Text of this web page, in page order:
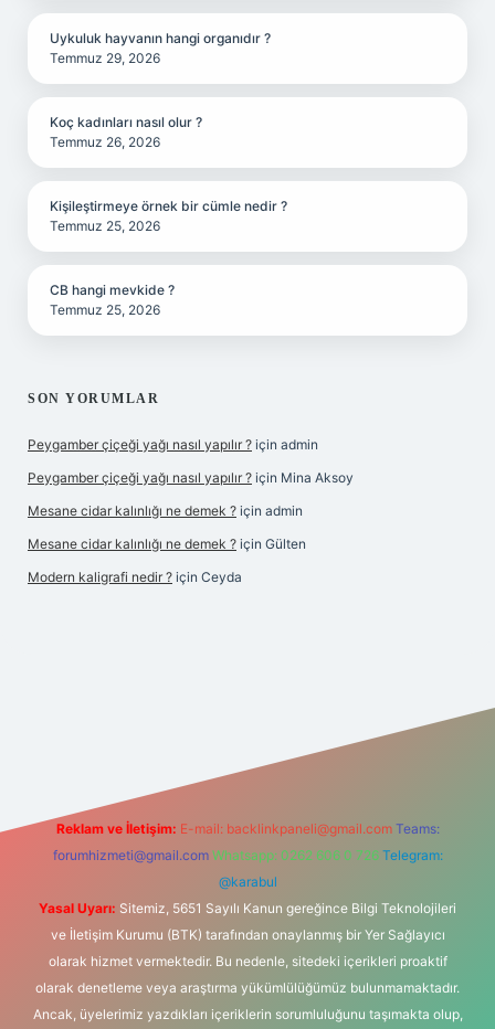
Uykuluk hayvanın hangi organıdır ?
Temmuz 29, 2026
Koç kadınları nasıl olur ?
Temmuz 26, 2026
Kişileştirmeye örnek bir cümle nedir ?
Temmuz 25, 2026
CB hangi mevkide ?
Temmuz 25, 2026
SON YORUMLAR
Peygamber çiçeği yağı nasıl yapılır ? için admin
Peygamber çiçeği yağı nasıl yapılır ? için Mina Aksoy
Mesane cidar kalınlığı ne demek ? için admin
Mesane cidar kalınlığı ne demek ? için Gülten
Modern kaligrafi nedir ? için Ceyda
Reklam ve İletişim: E-mail: backlinkpaneli@gmail.com Teams:
forumhizmeti@gmail.com Whatsapp: 0262 606 0 726 Telegram:
@karabul
Yasal Uyarı: Sitemiz, 5651 Sayılı Kanun gereğince Bilgi Teknolojileri
ve İletişim Kurumu (BTK) tarafından onaylanmış bir Yer Sağlayıcı
olarak hizmet vermektedir. Bu nedenle, sitedeki içerikleri proaktif
olarak denetleme veya araştırma yükümlülüğümüz bulunmamaktadır.
Ancak, üyelerimiz yazdıkları içeriklerin sorumluluğunu taşımakta olup,